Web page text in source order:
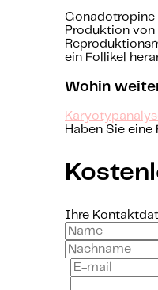
Gonadotropine
Produktion von
ein Follikel
Wohin
Haben Sie eine
Ihre